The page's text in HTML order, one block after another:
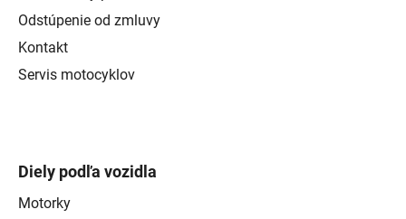
Odstúpenie od zmluvy
Kontakt
Servis motocyklov
Diely podľa vozidla
Motorky